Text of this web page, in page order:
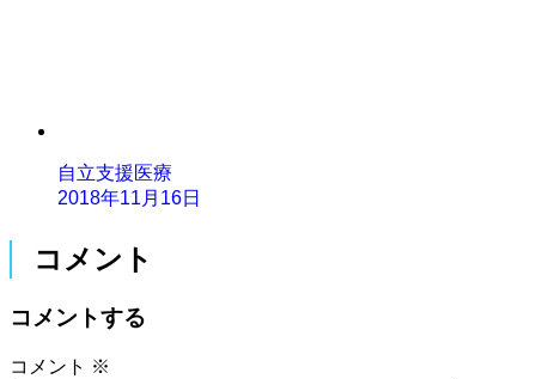
自立支援医療
2018年11月16日
コメント
コメントする
コメント ※